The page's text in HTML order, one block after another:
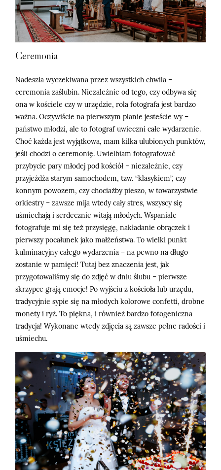
Ceremonia
Nadeszła wyczekiwana przez wszystkich chwila –
ceremonia zaślubin. Niezależnie od tego, czy odbywa się
ona w kościele czy w urzędzie, rola fotografa jest bardzo
ważna. Oczywiście na pierwszym planie jesteście wy –
państwo młodzi, ale to fotograf uwieczni całe wydarzenie.
Choć każda jest wyjątkowa, mam kilka ulubionych punktów,
jeśli chodzi o ceremonię. Uwielbiam fotografować
przybycie pary młodej pod kościół – niezależnie, czy
przyjeżdża starym samochodem, tzw. “klasykiem”, czy
konnym powozem, czy chociażby pieszo, w towarzystwie
orkiestry – zawsze mija wtedy cały stres, wszyscy się
uśmiechają i serdecznie witają młodych. Wspaniale
fotografuje mi się też przysięgę, nakładanie obrączek i
pierwszy pocałunek jako małżeństwa. To wielki punkt
kulminacyjny całego wydarzenia – na pewno na długo
zostanie w pamięci! Tutaj bez znaczenia jest, jak
przygotowaliśmy się do zdjęć w dniu ślubu – pierwsze
skrzypce grają emocje! Po wyjściu z kościoła lub urzędu,
tradycyjnie sypie się na młodych kolorowe confetti, drobne
monety i ryż. To piękna, i również bardzo fotogeniczna
tradycja! Wykonane wtedy zdjęcia są zawsze pełne radości i
uśmiechu.